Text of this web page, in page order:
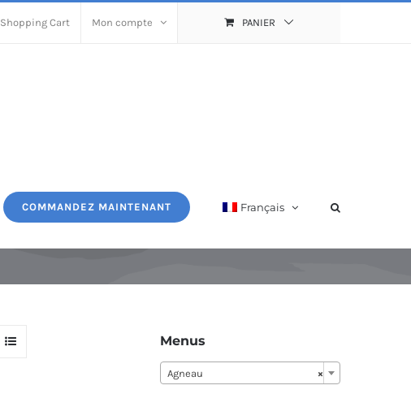
Shopping Cart Mon compte PANIER
COMMANDEZ MAINTENANT Français
Menus
×
Agneau